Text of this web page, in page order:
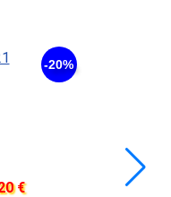
-20%
€